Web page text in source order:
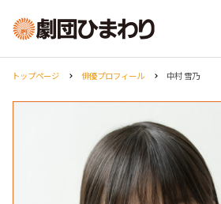
トップページ 俳優プロフィール 中村 雪乃